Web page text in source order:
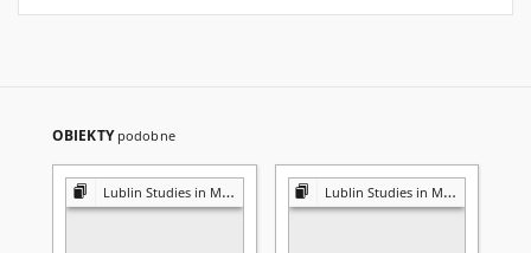
OBIEKTY podobne
Lublin Studies in Modern Languages and Literature Lublin Studies in Modern Languages and Literature